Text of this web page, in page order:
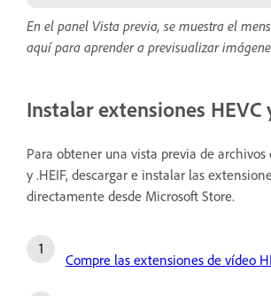
En el panel Vista previa, se muestra el
aquí para aprender a previsualizar
Instalar extensiones HEVC
Para obtener una vista previa de archivos
y .HEIF, descargar e instalar las
directamente desde Microsoft Store.
Compre las extensiones de vídeo